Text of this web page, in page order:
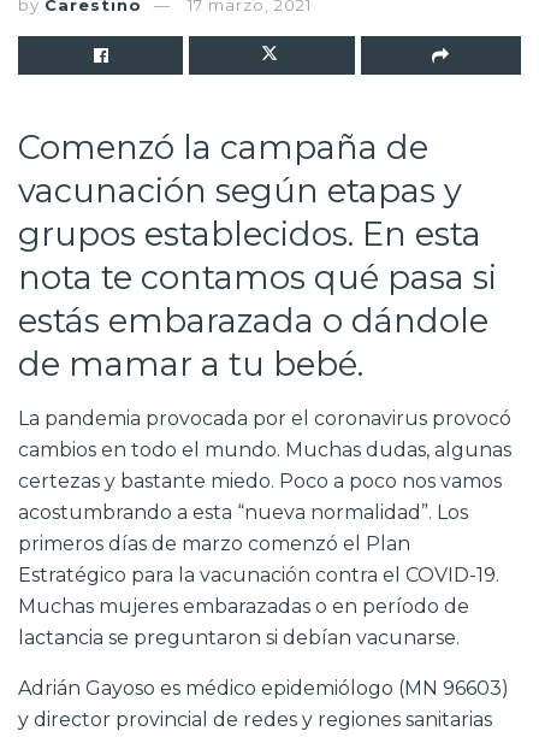
by Carestino 17 marzo, 2021
Comenzó la campaña de
vacunación según etapas y
grupos establecidos. En esta
nota te contamos qué pasa si
estás embarazada o dándole
de mamar a tu bebé.
La pandemia provocada por el coronavirus provocó
cambios en todo el mundo. Muchas dudas, algunas
certezas y bastante miedo. Poco a poco nos vamos
acostumbrando a esta “nueva normalidad”. Los
primeros días de marzo comenzó el Plan
Estratégico para la vacunación contra el COVID-19.
Muchas mujeres embarazadas o en período de
lactancia se preguntaron si debían vacunarse.
Adrián Gayoso es médico epidemiólogo (MN 96603)
y director provincial de redes y regiones sanitarias